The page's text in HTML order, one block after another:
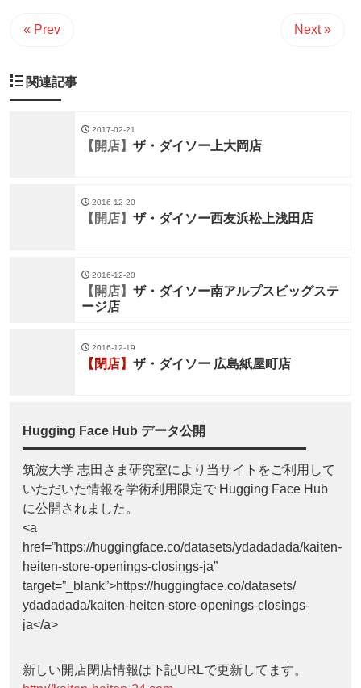
« Prev Next »
関連記事
2017-02-21
【開店】 ザ・ダイソー上大岡店
2016-12-20
【開店】 ザ・ダイソー西友浜松上浅田店
2016-12-20
【開店】 ザ・ダイソー南アルプスビッグステ
ージ店
2016-12-19
【閉店】 ザ・ダイソー 広島紙屋町店
Hugging Face Hub データ公開
筑波大学 志田さま研究室により当サイトをご利用して
いただいた情報を学術利用限定で Hugging Face Hub
に公開されました。
<a
href=”https://huggingface.co/datasets/ydadadada/kaiten-
heiten-store-openings-closings-ja”
target=”_blank”>https://huggingface.co/datasets/
ydadadada/kaiten-heiten-store-openings-closings-
ja</a>
新しい開店閉店情報は下記URLで更新してます。